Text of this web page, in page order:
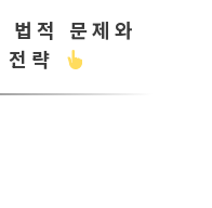
법적 문제와
략